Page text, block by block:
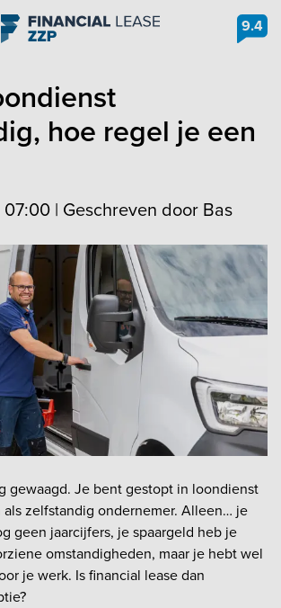
9.4
hoe regel je een
| Geschreven door Bas
gewaagd. Je bent gestopt in loondienst
zelfstandig ondernemer. Alleen… je
geen jaarcijfers, je spaargeld heb je
omstandigheden, maar je hebt wel
je werk. Is financial lease dan